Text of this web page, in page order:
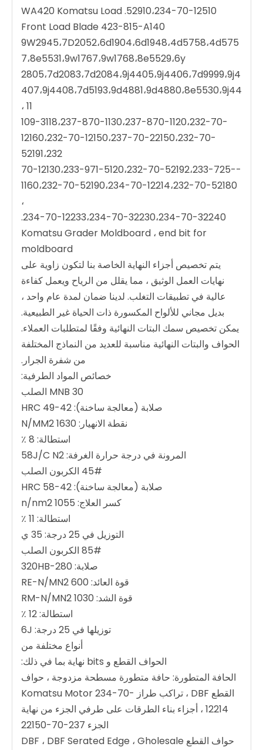
52910،234-70-12510. WA420 Komatsu Load
Front Load Blade 423-815-A140
9W2945،7D2052،6d1904،6d1948،4d5758،4d575
7،8e5531،9w1767،9w1768،8e5529،6y
2805،7d2083،7d2084،9j4405،9j4406،7d9999،9j4
407،9j4408،7d5193،9d4881،9d4880،8e5530،9j44
11 ،
109-3118،237-870-1130،237-870-1120،232-70-
12160،232-70-12150،237-70-22150،232-70-
52191،232
-70-12130،233-971-5120،232-70-52192،233-725-
1160،232-70-52190،234-70-12214،232-70-52180
،
234-70-12233،234-70-32230،234-70-32240.
Komatsu Grader Moldboard ، end bit for
moldboard
يتم تخصيص أجزاء النهاية الخاصة بنا لتكون زاوية على
نهايات العمل الوثيق ، مما يقلل من الرياح ويعمل كفاءة
عالية في تطبيقات التغلب. لدينا ضمان لمدة عام واحد ،
بديل مجاني للألواح المكسورة ذات الحياة غير الطبيعية.
يمكن تخصيص سمك البتات النهائية وفقًا لمتطلبات العملاء.
الحواف والبتات النهائية مناسبة للعديد من النماذج المختلفة
من شفرة الجرار.
خصائص المواد الطرفية:
30 MNB الصلب
صلابة (معالجة ساخنة): 42-49 HRC
نقطة الانهيار: 1630 N/MM2
استطالة: 8 ٪
المرونة في درجة حرارة الغرفة: 58J/C N2
45# الكربون الصلب
صلابة (معالجة ساخنة): 42-58 HRC
كسر العلاج: 1055 n/nm2
استطالة: 11 ٪
التوزيل في 25 درجة: 35 ي
85# الكربون الصلب
صلابة: 280-320HB
قوة العائد: 600 RE-N/MN2
قوة الشد: 1030 RM-N/MN2
استطالة: 12 ٪
توزيلها في 25 درجة: 6J
أنواع مختلفة من
الحواف القطع و bits نهاية بما في ذلك:
الحافة المتطورة: حافة متطورة مسطحة مزدوجة ، حواف
القطع DBF ، تراكب طراز Komatsu Motor 234-70-
12214 ، أجزاء بناء الطرقات على طرفي الجزء من نهاية
الجزء 237-70-22150
حواف القطع DBF ، DBF Serated Edge ، Gholesale